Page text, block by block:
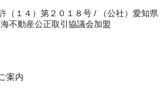
（１４）第２０１８号 /
（公社）愛知県
不動産公正取引協議会加盟
案内